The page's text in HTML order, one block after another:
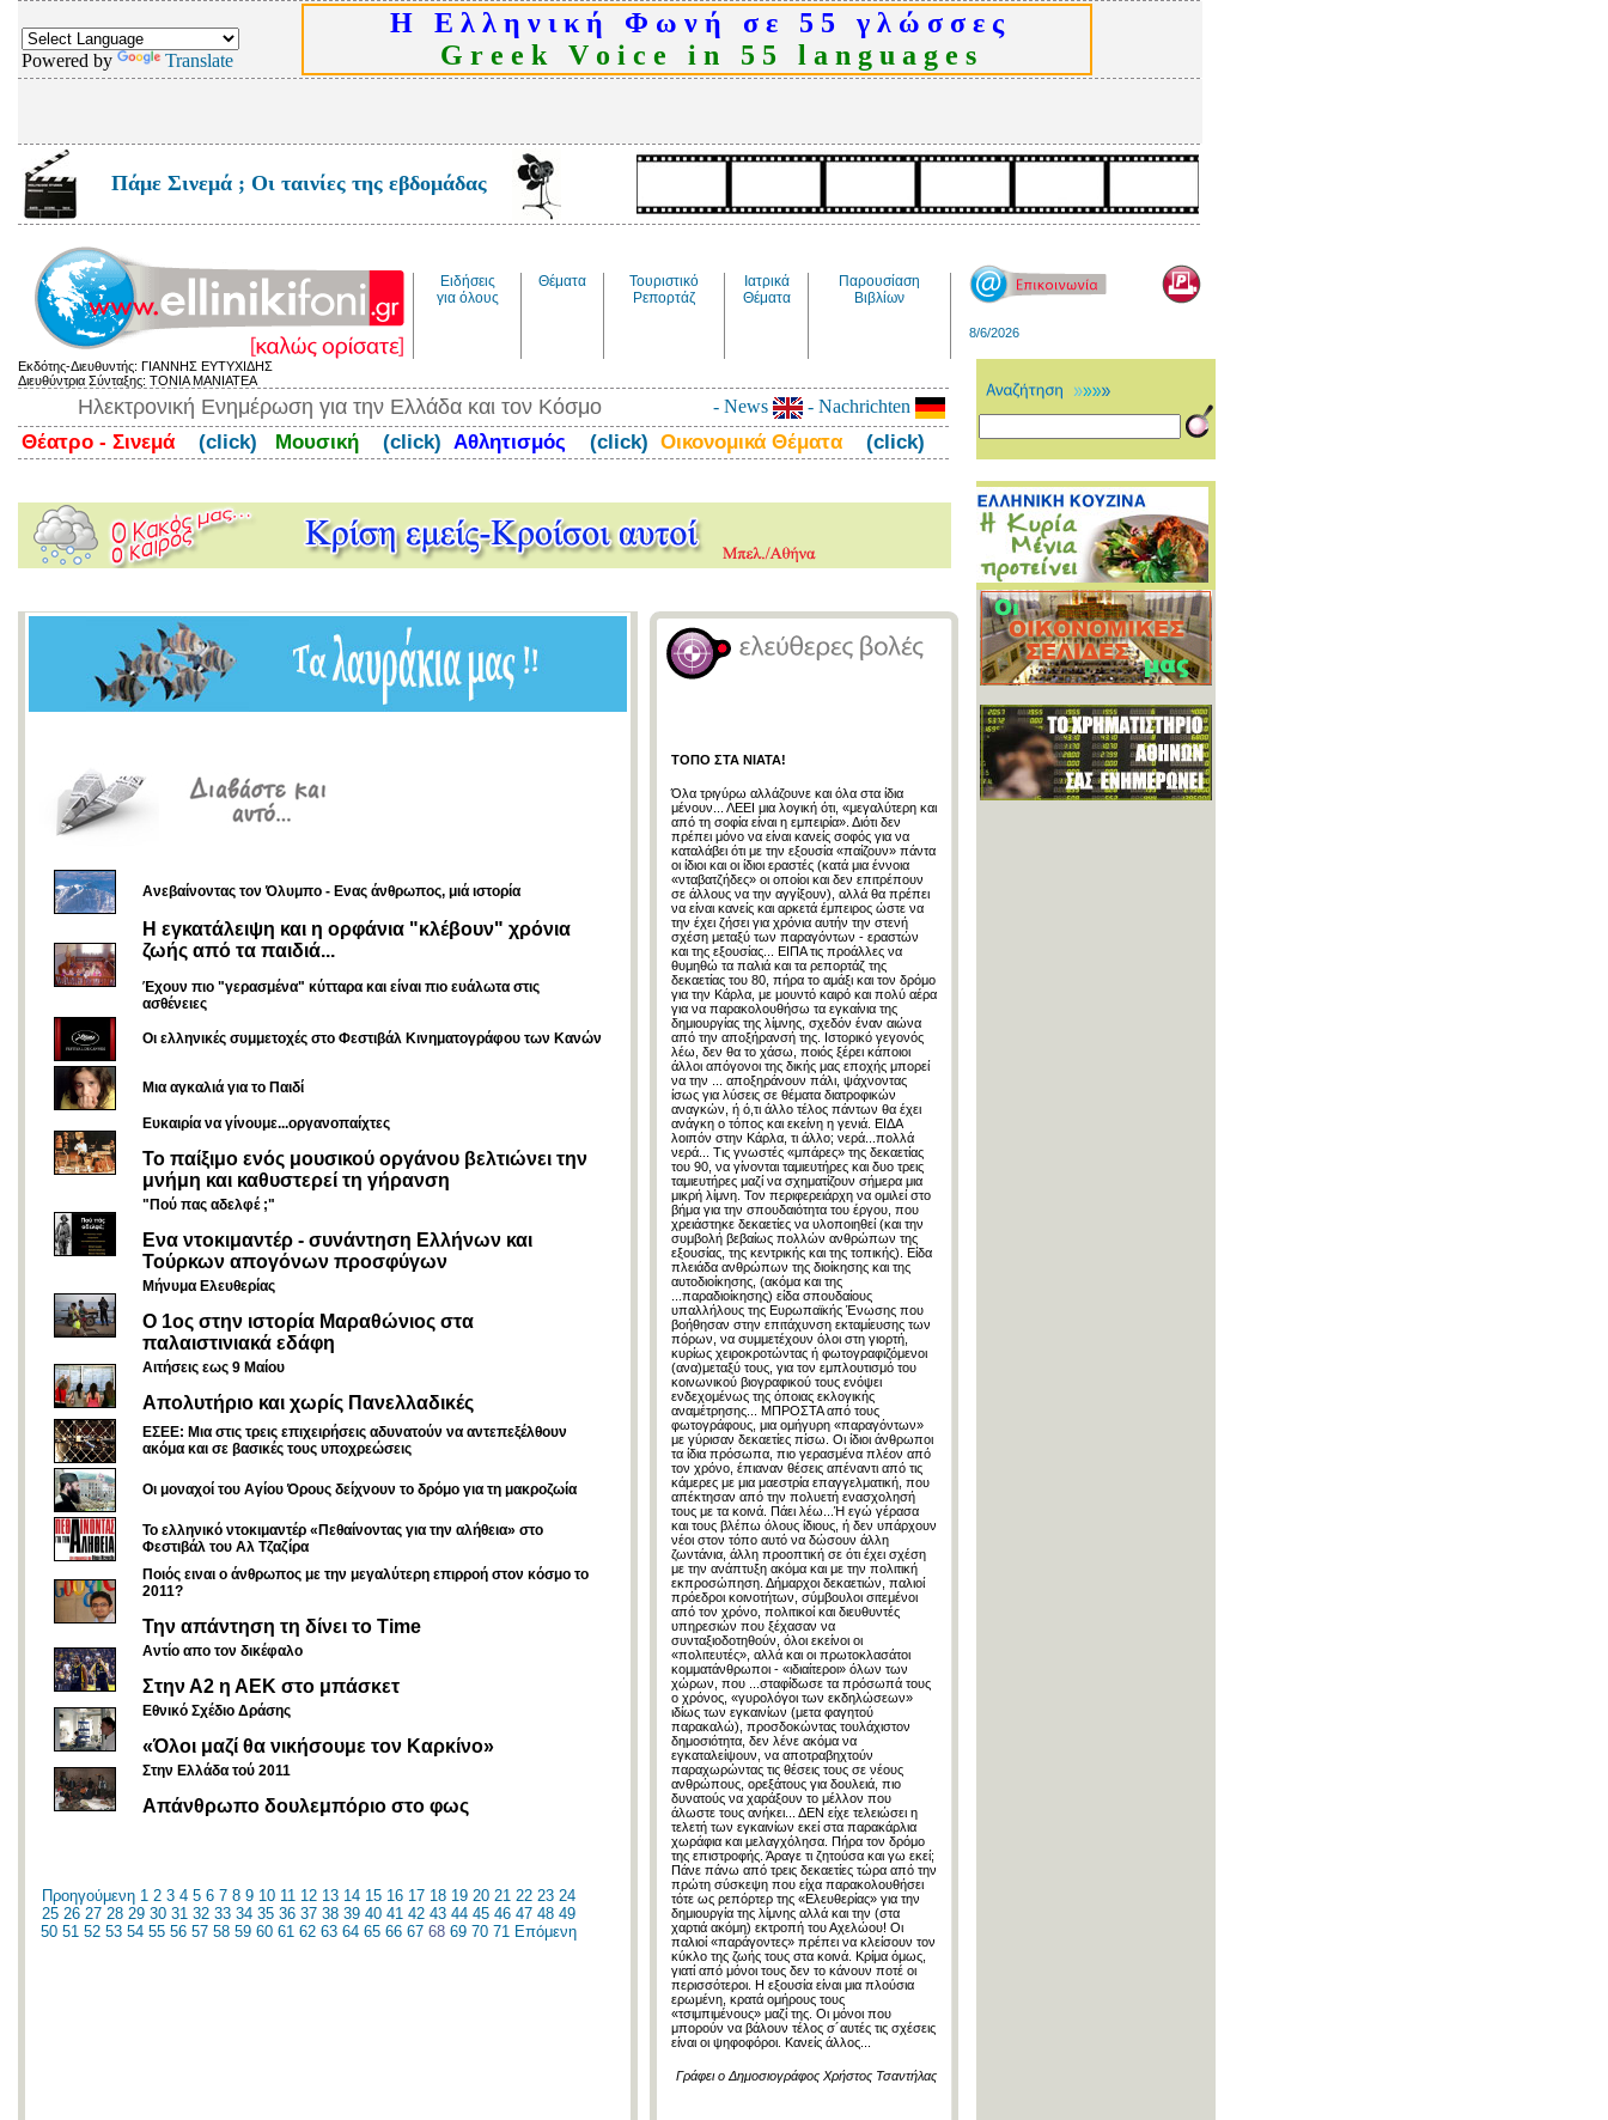
Powered by Translate
Η Ε λ λ η ν ι κ ή Φ ω ν ή σ ε 5 5 γ λ ώ σ σ ε ς
G r e e k V o i c e i n 5 5 l a n g u a g e s
Πάμε Σινεμά ; Οι ταινίες της εβδομάδας
Ειδήσεις
για όλους
Θέματα
Τουριστικό
Ρεπορτάζ
Ιατρικά
Θέματα
Παρουσίαση
Βιβλίων
8/6/2026
Εκδότης-Διευθυντής: ΓΙΑΝΝΗΣ ΕΥΤΥΧΙΔΗΣ
Διευθύντρια Σύνταξης: ΤΟΝΙΑ ΜΑΝΙΑΤΕΑ
Ηλεκτρονική Ενημέρωση για την Ελλάδα και τον Κόσμο - News - Nachrichten
Θέατρο - Σινεμά (click) Μουσική (click) Αθλητισμός (click) Οικονομικά Θέματα (click)
Ανεβαίνοντας τον Όλυμπο - Ενας άνθρωπος, μιά ιστορία
Η εγκατάλειψη και η ορφάνια "κλέβουν" χρόνια
ζωής από τα παιδιά...
Έχουν πιο "γερασμένα" κύτταρα και είναι πιο ευάλωτα στις
ασθένειες
Οι ελληνικές συμμετοχές στο Φεστιβάλ Κινηματογράφου των Κανών
Μια αγκαλιά για το Παιδί
Ευκαιρία να γίνουμε...οργανοπαίχτες
Το παίξιμο ενός μουσικού οργάνου βελτιώνει την
μνήμη και καθυστερεί τη γήρανση
"Πού πας αδελφέ ;"
Ενα ντοκιμαντέρ - συνάντηση Ελλήνων και
Τούρκων απογόνων προσφύγων
Μήνυμα Ελευθερίας
Ο 1ος στην ιστορία Μαραθώνιος στα
παλαιστινιακά εδάφη
Αιτήσεις εως 9 Μαίου
Απολυτήριο και χωρίς Πανελλαδικές
EΣΕΕ: Μια στις τρεις επιχειρήσεις αδυνατούν να αντεπεξέλθουν
ακόμα και σε βασικές τους υποχρεώσεις
Οι μοναχοί του Αγίου Όρους δείχνουν το δρόμο για τη μακροζωία
Το ελληνικό ντοκιμαντέρ «Πεθαίνοντας για την αλήθεια» στο
Φεστιβάλ του Αλ Τζαζίρα
Ποιός ειναι ο άνθρωπος με την μεγαλύτερη επιρροή στον κόσμο το
2011?
Την απάντηση τη δίνει το Time
Αντίο απο τον δικέφαλο
Στην Α2 η ΑΕΚ στο μπάσκετ
Εθνικό Σχέδιο Δράσης
«Όλοι μαζί θα νικήσουμε τον Καρκίνο»
Στην Ελλάδα τού 2011
Απάνθρωπο δουλεμπόριο στο φως
Προηγούμενη 1 2 3 4 5 6 7 8 9 10 11 12 13 14 15 16 17 18 19 20 21 22 23 24
25 26 27 28 29 30 31 32 33 34 35 36 37 38 39 40 41 42 43 44 45 46 47 48 49
50 51 52 53 54 55 56 57 58 59 60 61 62 63 64 65 66 67 68 69 70 71 Επόμενη
ΤΟΠΟ ΣΤΑ ΝΙΑΤΑ!
Όλα τριγύρω αλλάζουνε και όλα στα ίδια
μένουν... ΛΕΕΙ μια λογική ότι, «μεγαλύτερη και
από τη σοφία είναι η εμπειρία». Διότι δεν
πρέπει μόνο να είναι κανείς σοφός για να
καταλάβει ότι με την εξουσία «παίζουν» πάντα
οι ίδιοι και οι ίδιοι εραστές (κατά μια έννοια
«νταβατζήδες» οι οποίοι και δεν επιτρέπουν
σε άλλους να την αγγίξουν), αλλά θα πρέπει
να είναι κανείς και αρκετά έμπειρος ώστε να
την έχει ζήσει για χρόνια αυτήν την στενή
σχέση μεταξύ των παραγόντων - εραστών
και της εξουσίας... ΕΙΠΑ τις προάλλες να
θυμηθώ τα παλιά και τα ρεπορτάζ της
δεκαετίας του 80, πήρα το αμάξι και τον δρόμο
για την Κάρλα, με μουντό καιρό και πολύ αέρα
για να παρακολουθήσω τα εγκαίνια της
δημιουργίας της λίμνης, σχεδόν έναν αιώνα
από την αποξήρανσή της. Ιστορικό γεγονός
λέω, δεν θα το χάσω, ποιός ξέρει κάποιοι
άλλοι απόγονοι της δικής μας εποχής μπορεί
να την ... αποξηράνουν πάλι, ψάχνοντας
ίσως για λύσεις σε θέματα διατροφικών
αναγκών, ή ό,τι άλλο τέλος πάντων θα έχει
ανάγκη ο τόπος και εκείνη η γενιά. ΕΙΔΑ
λοιπόν στην Κάρλα, τι άλλο; νερά...πολλά
νερά... Τις γνωστές «μπάρες» της δεκαετίας
του 90, να γίνονται ταμιευτήρες και δυο τρεις
ταμιευτήρες μαζί να σχηματίζουν σήμερα μια
μικρή λίμνη. Τον περιφερειάρχη να ομιλεί στο
βήμα για την σπουδαιότητα του έργου, που
χρειάστηκε δεκαετίες να υλοποιηθεί (και την
συμβολή βεβαίως πολλών ανθρώπων της
εξουσίας, της κεντρικής και της τοπικής). Είδα
πλειάδα ανθρώπων της διοίκησης και της
αυτοδιοίκησης, (ακόμα και της
...παραδιοίκησης) είδα σπουδαίους
υπαλλήλους της Ευρωπαϊκής Ένωσης που
βοήθησαν στην επιτάχυνση εκταμίευσης των
πόρων, να συμμετέχουν όλοι στη γιορτή,
κυρίως χειροκροτώντας ή φωτογραφιζόμενοι
(ανα)μεταξύ τους, για τον εμπλουτισμό του
κοινωνικού βιογραφικού τους ενόψει
ενδεχομένως της όποιας εκλογικής
αναμέτρησης... ΜΠΡΟΣΤΑ από τους
φωτογράφους, μια ομήγυρη «παραγόντων»
με γύρισαν δεκαετίες πίσω. Οι ίδιοι άνθρωποι
τα ίδια πρόσωπα, πιο γερασμένα πλέον από
τον χρόνο, έπιαναν θέσεις απέναντι από τις
κάμερες με μια μαεστρία επαγγελματική, που
απέκτησαν από την πολυετή ενασχολησή
τους με τα κοινά. Πάει λέω...Ή εγώ γέρασα
και τους βλέπω όλους ίδιους, ή δεν υπάρχουν
νέοι στον τόπο αυτό να δώσουν άλλη
ζωντάνια, άλλη προοπτική σε ότι έχει σχέση
με την ανάπτυξη ακόμα και με την πολιτική
εκπροσώπηση. Δήμαρχοι δεκαετιών, παλιοί
πρόεδροι κοινοτήτων, σύμβουλοι σιτεμένοι
από τον χρόνο, πολιτικοί και διευθυντές
υπηρεσιών που ξέχασαν να
συνταξιοδοτηθούν, όλοι εκείνοι οι
«πολιτευτές», αλλά και οι πρωτοκλασάτοι
κομματάνθρωποι - «ιδιαίτεροι» όλων των
χώρων, που ...σταφίδωσε τα πρόσωπά τους
ο χρόνος, «γυρολόγοι των εκδηλώσεων»
ιδίως των εγκαινίων (μετα φαγητού
παρακαλώ), προσδοκώντας τουλάχιστον
δημοσιότητα, δεν λένε ακόμα να
εγκαταλείψουν, να αποτραβηχτούν
παραχωρώντας τις θέσεις τους σε νέους
ανθρώπους, ορεξάτους για δουλειά, πιο
δυνατούς να χαράξουν το μέλλον που
άλωστε τους ανήκει... ΔΕΝ είχε τελειώσει η
τελετή των εγκαινίων εκεί στα παρακάρλια
χωράφια και μελαγχόλησα. Πήρα τον δρόμο
της επιστροφής. Άραγε τι ζητούσα και γω εκεί;
Πάνε πάνω από τρεις δεκαετίες τώρα από την
πρώτη σύσκεψη που είχα παρακολουθήσει
τότε ως ρεπόρτερ της «Ελευθερίας» για την
δημιουργία της λίμνης αλλά και την (στα
χαρτιά ακόμη) εκτροπή του Αχελώου! Οι
παλιοί «παράγοντες» πρέπει να κλείσουν τον
κύκλο της ζωής τους στα κοινά. Κρίμα όμως,
γιατί από μόνοι τους δεν το κάνουν ποτέ οι
περισσότεροι. Η εξουσία είναι μια πλούσια
ερωμένη, κρατά ομήρους τους
«τσιμπιμένους» μαζί της. Οι μόνοι που
μπορούν να βάλουν τέλος σ´αυτές τις σχέσεις
είναι οι ψηφοφόροι. Κανείς άλλος...
Γράφει ο Δημοσιογράφος Χρήστος Τσαντήλας